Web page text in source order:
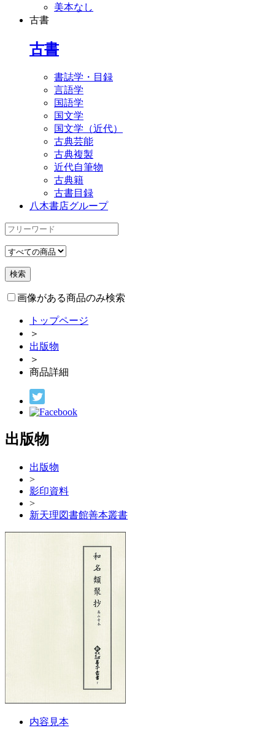
美本なし
古書
古書
書誌学・目録
言語学
国語学
国文学
国文学（近代）
古典芸能
古典複製
近代自筆物
古典籍
古書目録
八木書店グループ
画像がある商品のみ検索
トップページ
＞
出版物
＞
商品詳細
出版物
出版物
>
影印資料
>
新天理図書館善本叢書
内容見本